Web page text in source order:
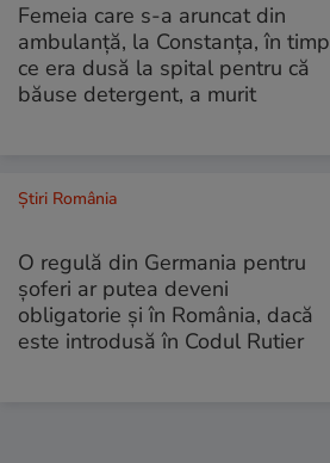
Femeia care s-a aruncat din
ambulanță, la Constanța, în timp
ce era dusă la spital pentru că
băuse detergent, a murit
Știri România
O regulă din Germania pentru
șoferi ar putea deveni
obligatorie și în România, dacă
este introdusă în Codul Rutier